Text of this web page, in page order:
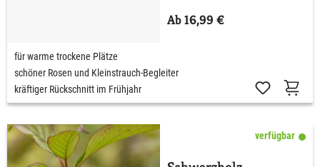
Ab 16,99 €
für warme trockene Plätze
schöner Rosen und Kleinstrauch-Begleiter
kräftiger Rückschnitt im Frühjahr
verfügbar